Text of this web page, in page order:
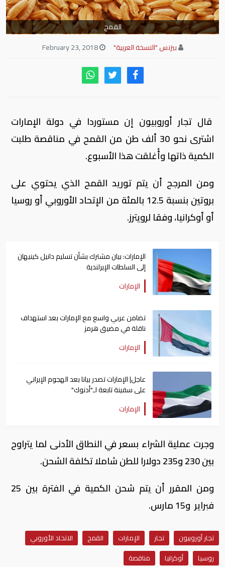
القمح
بيزنس "النسخة العربية"
February 23, 2018
قال تجار أوروبيون إن مستوردا في دولة الإمارات
اشترى نحو 30 ألف طن من القمح في مناقصة طلبت
الكمية ذاتها وأُغلقت هذا الأسبوع.
ومن المرجح أن يتم توريد القمح الذي يحتوي على
بروتين بنسبة 12.5 بالمئة من الإتحاد الأوروبي أو روسيا
أو أوكرانيا، وفقا لرويترز.
الإمارات: بيان مشترك بشأن تسليم دانيل كينيهان
إلى السلطات الإيرلندية
الإمارات
تضامن عربي واسع مع الإمارات بعد استهداف
ناقلة في مضيق هرمز
الإمارات
عاجل| الإمارات تصدر بيانا بعد الهجوم الإيراني
على سفينة تابعة لـ"أدنوك"
الإمارات
وجرت عملية الشراء بسعر في النطاق الأدنى لما يتراوح
بين 230 و235 دولارا للطن شاملا تكلفة الشحن.
ومن المقرر أن يتم شحن الكمية في الفترة بين 25
فبراير و15 مارس.
تجار أوروبيون تجار الإمارات القمح
الاتحاد الأوروبي
روسيا
أوكرانيا مناقصة